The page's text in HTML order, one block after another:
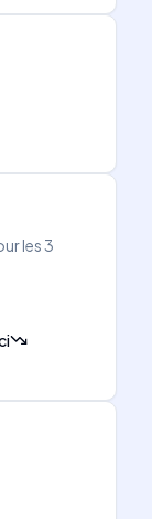
les 3